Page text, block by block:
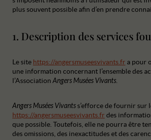
plus souvent possible afin d’en prendre
1. Description des services
Le site https://angersmuseesvivants.fr a pour
une information concernant l’ensemble des
l’Association Angers Musées Vivants.
Angers Musées Vivants s’efforce de fournir sur
https://angersmuseesvivants.fr des
que possible. Toutefois, elle ne pourra être
des omissions, des inexactitudes et des